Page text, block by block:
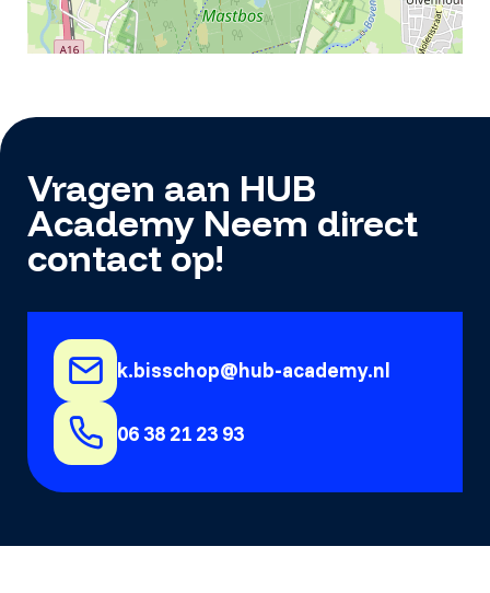
Vragen aan HUB
Academy Neem direct
contact op!
k.bisschop@hub-academy.nl
06 38 21 23 93